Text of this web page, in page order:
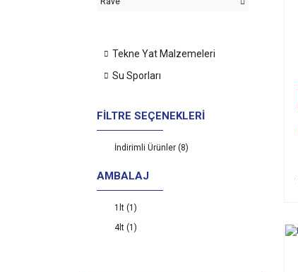
Tekne Yat Malzemeleri
Su Sporları
FILTRE SEÇENEKLERI
İndirimli Ürünler (8)
AMBALAJ
1lt (1)
4lt (1)